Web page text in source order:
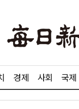
경제 사회 국제